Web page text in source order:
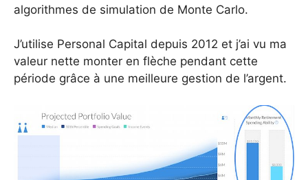
algorithmes de simulation de Monte Carlo.
J’utilise Personal Capital depuis 2012 et j’ai vu ma
valeur nette monter en flèche pendant cette
période grâce à une meilleure gestion de l’argent.